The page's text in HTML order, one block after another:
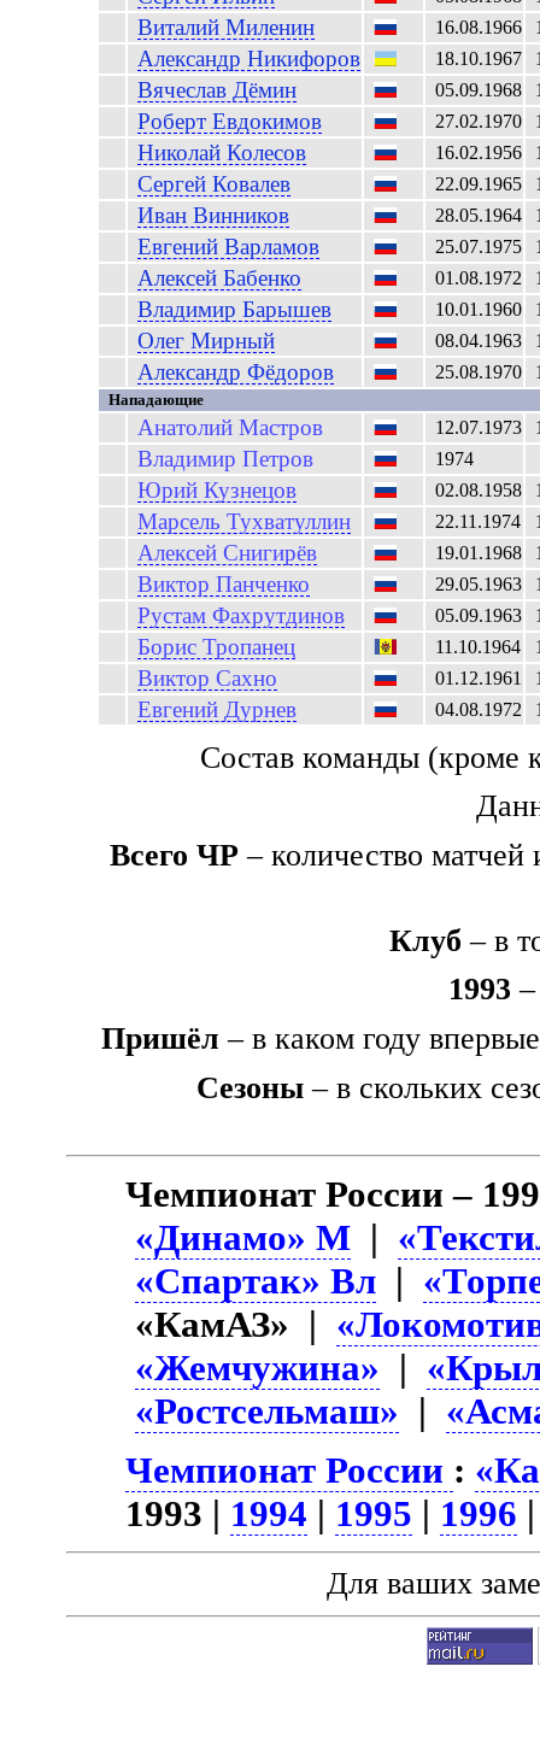
Виталий Миленин 16.08.1966
Александр Никифоров 18.10.1967
Вячеслав Дёмин 05.09.1968
Роберт Евдокимов 27.02.1970
Николай Колесов 16.02.1956
Сергей Ковалев 22.09.1965
Иван Винников 28.05.1964
Евгений Варламов 25.07.1975
Алексей Бабенко 01.08.1972
Владимир Барышев 10.01.1960
Олег Мирный 08.04.1963
Александр Фёдоров 25.08.1970
Нападающие
Анатолий Мастров 12.07.1973
Владимир Петров 1974
Юрий Кузнецов 02.08.1958
Марсель Тухватуллин 22.11.1974
Алексей Снигирёв 19.01.1968
Виктор Панченко 29.05.1963
Рустам Фахрутдинов 05.09.1963
Борис Тропанец 11.10.1964
Виктор Сахно 01.12.1961
Евгений Дурнев 04.08.1972
Состав команды (кроме
Всего ЧР – количество
Клуб – в
1993 –
Пришёл – в каком году
Сезоны – в скольких
Чемпионат России –
«Динамо» М |
«Спартак» Вл |
«КамАЗ» |
«Жемчужина» |
«Ростсельмаш» |
Чемпионат России :
1993 | 1994 | 1995 | 1996
Для ваших